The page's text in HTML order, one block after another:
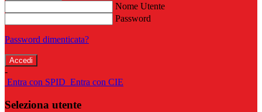
Nome Utente
Password
Password dimenticata?
-
Entra con SPID Entra con CIE
Seleziona utente